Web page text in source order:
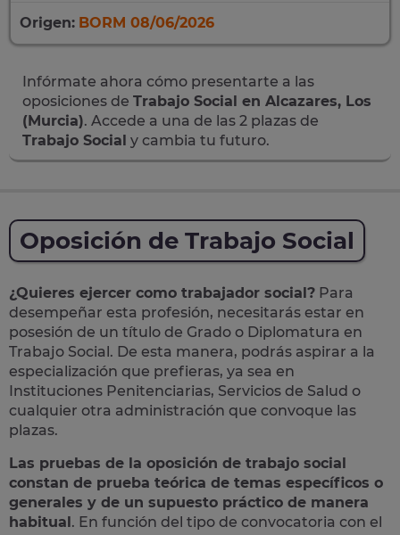
Origen: BORM 08/06/2026
Infórmate ahora cómo presentarte a las
oposiciones de Trabajo Social en Alcazares, Los
(Murcia). Accede a una de las 2 plazas de
Trabajo Social y cambia tu futuro.
Oposición de Trabajo Social
¿Quieres ejercer como trabajador social? Para
desempeñar esta profesión, necesitarás estar en
posesión de un título de Grado o Diplomatura en
Trabajo Social. De esta manera, podrás aspirar a la
especialización que prefieras, ya sea en
Instituciones Penitenciarias, Servicios de Salud o
cualquier otra administración que convoque las
plazas.
Las pruebas de la oposición de trabajo social
constan de prueba teórica de temas específicos o
generales y de un supuesto práctico de manera
habitual. En función del tipo de convocatoria con el